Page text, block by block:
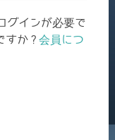
グインが必要で
すか ? 会員につ